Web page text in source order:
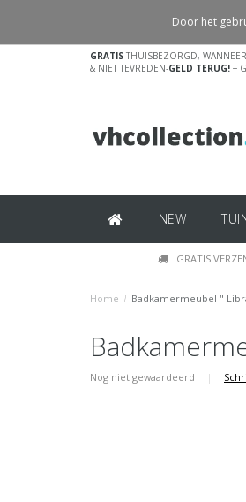
GRATIS THUISBEZORGD,
& NIET TEVREDEN-GELD TERUG! +
NEW
GRATIS
Home / Badkamermeubel "
Nog niet gewaardeerd |
Door het